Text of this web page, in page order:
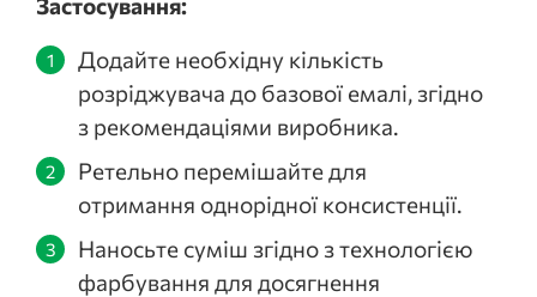
Додайте необхідну кількість
розріджувача до базової емалі, згідно
з рекомендаціями виробника.
Ретельно перемішайте для
отримання однорідної консистенції.
Наносьте суміш згідно з технологією
фарбування для досягнення